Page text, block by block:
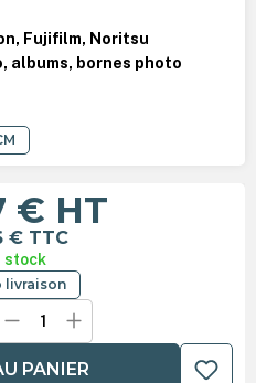
Fujifilm, Noritsu
albums, bornes photo
€ HT
€ TTC
stock
livraison
PANIER